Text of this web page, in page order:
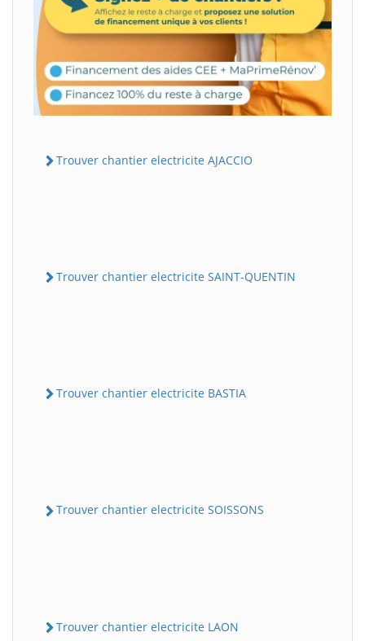
Trouver chantier electricite AJACCIO
Trouver chantier electricite SAINT-QUENTIN
Trouver chantier electricite BASTIA
Trouver chantier electricite SOISSONS
Trouver chantier electricite LAON